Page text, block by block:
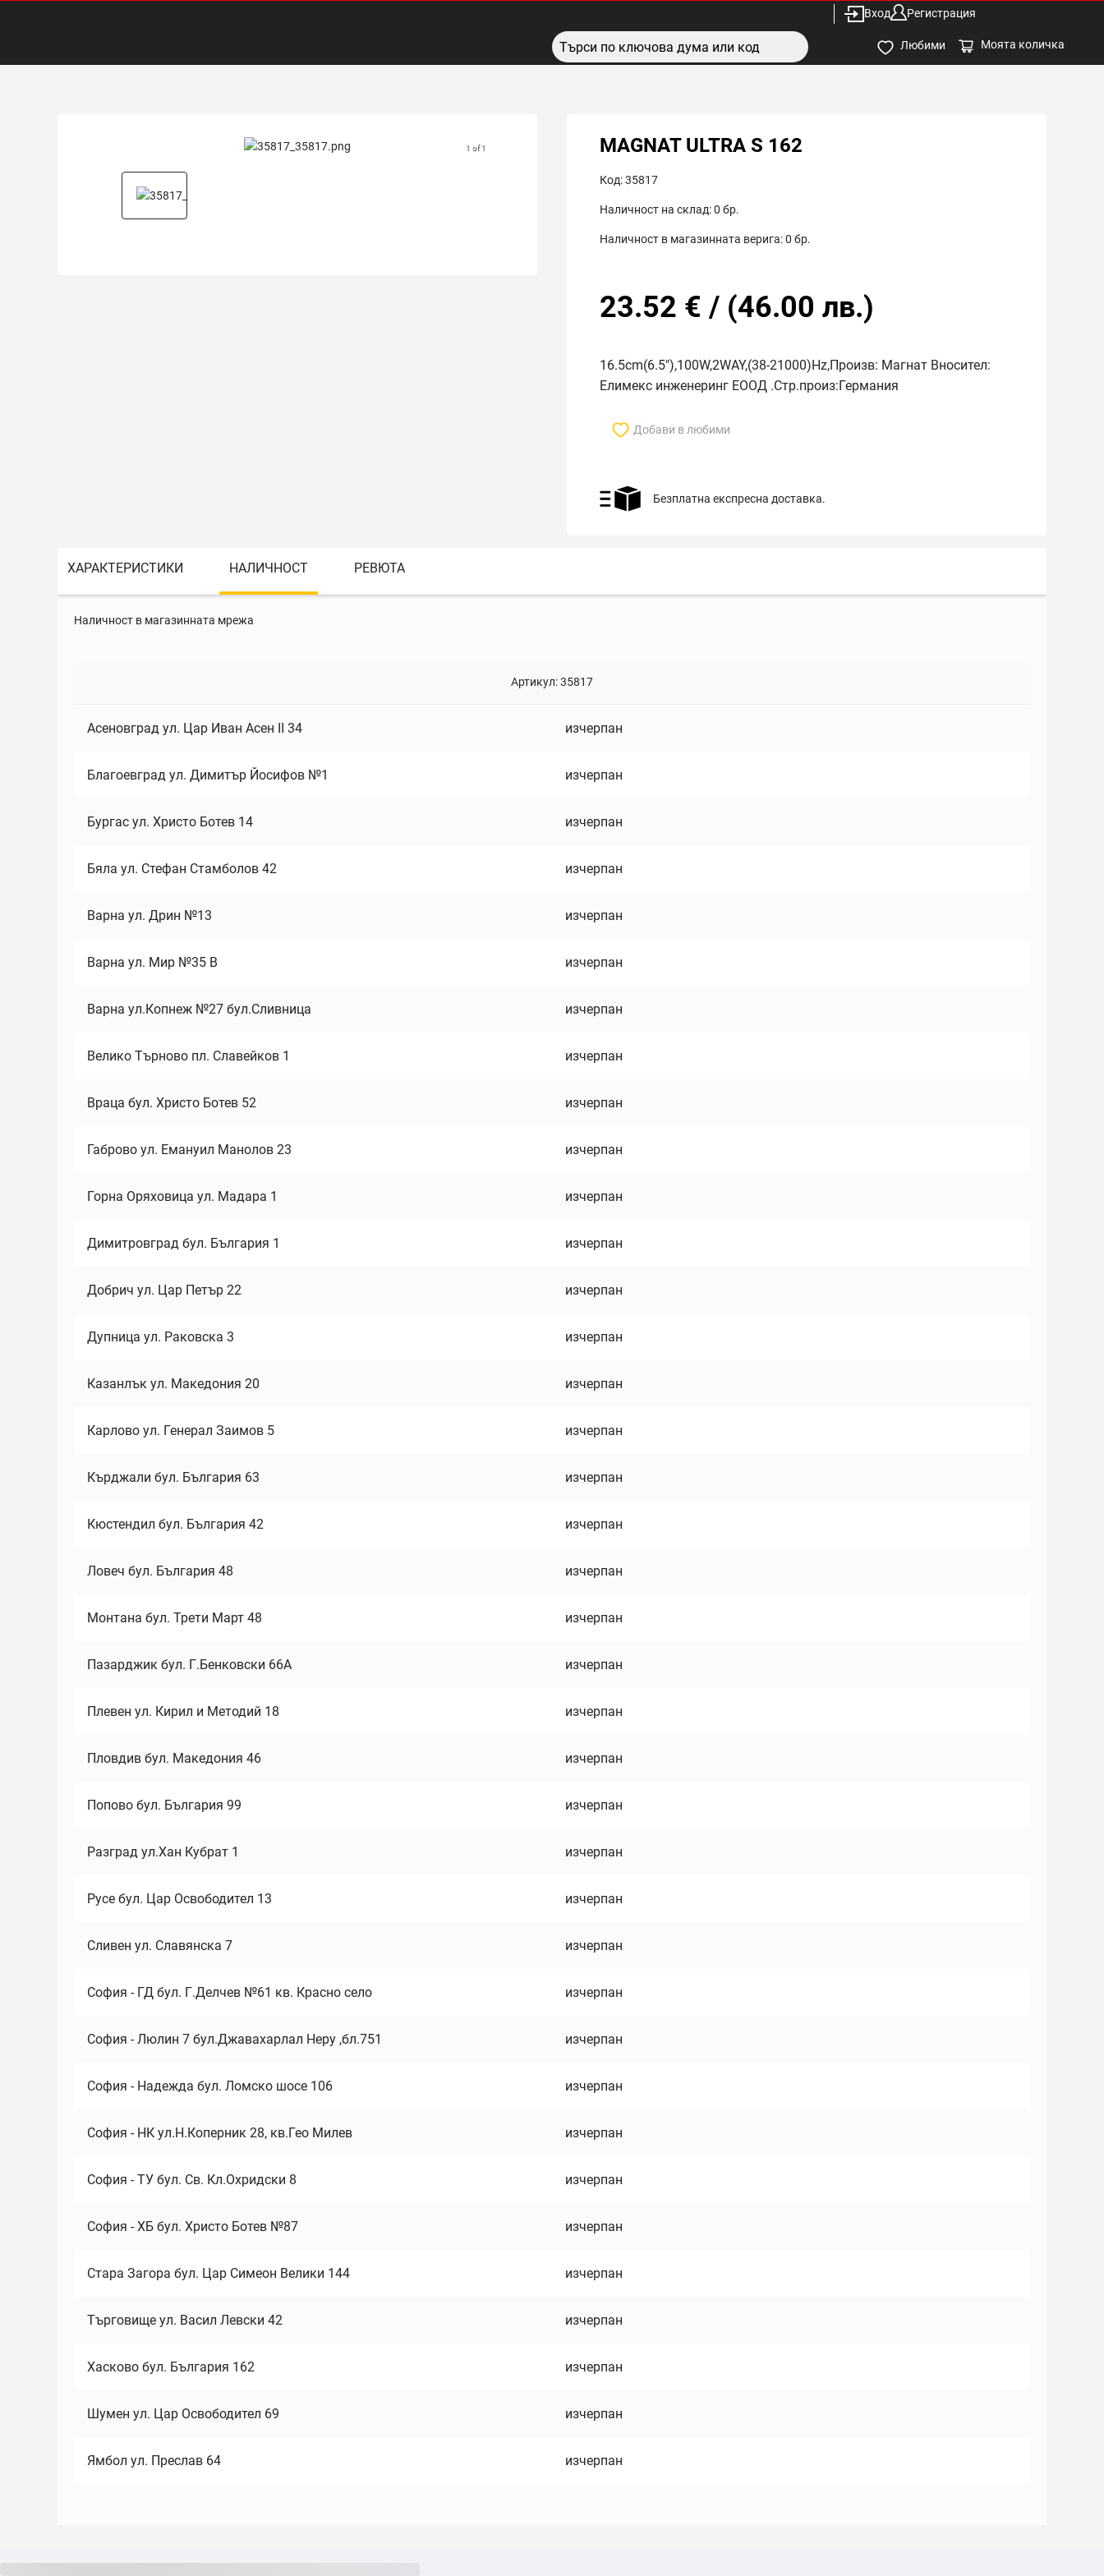
Вход Регистрация
Любими Моята количка
1 of 1 MAGNAT ULTRA S 162
Код:35817
Наличност на склад:0 бр.
Наличност в магазинната верига:0 бр.
23.52 € / (46.00 лв.)
16.5cm(6.5"),100W,2WAY,(38-21000)Hz,Произв: Магнат Вносител:
Елимекс инженеринг ЕООД .Стр.произ:Германия
Добави в любими
Безплатна експресна доставка.
ХАРАКТЕРИСТИКИ НАЛИЧНОСТ РЕВЮТА
Наличност в магазинната мрежа
Артикул:35817
Асеновград ул. Цар Иван Асен II 34 изчерпан
Благоевград ул. Димитър Йосифов №1 изчерпан
Бургас ул. Христо Ботев 14 изчерпан
Бяла ул. Стефан Стамболов 42 изчерпан
Варна ул. Дрин №13 изчерпан
Варна ул. Мир №35 В изчерпан
Варна ул.Копнеж №27 бул.Сливница изчерпан
Велико Търново пл. Славейков 1 изчерпан
Враца бул. Христо Ботев 52 изчерпан
Габрово ул. Емануил Манолов 23 изчерпан
Горна Оряховица ул. Мадара 1 изчерпан
Димитровград бул. България 1 изчерпан
Добрич ул. Цар Петър 22 изчерпан
Дупница ул. Раковска 3 изчерпан
Казанлък ул. Македония 20 изчерпан
Карлово ул. Генерал Заимов 5 изчерпан
Кърджали бул. България 63 изчерпан
Кюстендил бул. България 42 изчерпан
Ловеч бул. България 48 изчерпан
Монтана бул. Трети Март 48 изчерпан
Пазарджик бул. Г.Бенковски 66А изчерпан
Плевен ул. Кирил и Методий 18 изчерпан
Пловдив бул. Македония 46 изчерпан
Попово бул. България 99 изчерпан
Разград ул.Хан Кубрат 1 изчерпан
Русе бул. Цар Освободител 13 изчерпан
Сливен ул. Славянска 7 изчерпан
София - ГД бул. Г.Делчев №61 кв. Красно село изчерпан
София - Люлин 7 бул.Джавахарлал Неру ,бл.751 изчерпан
София - Надежда бул. Ломско шосе 106 изчерпан
София - НК ул.Н.Коперник 28, кв.Гео Милев изчерпан
София - ТУ бул. Св. Кл.Охридски 8 изчерпан
София - ХБ бул. Христо Ботев №87 изчерпан
Стара Загора бул. Цар Симеон Велики 144 изчерпан
Търговище ул. Васил Левски 42 изчерпан
Хасково бул. България 162 изчерпан
Шумен ул. Цар Освободител 69 изчерпан
Ямбол ул. Преслав 64 изчерпан